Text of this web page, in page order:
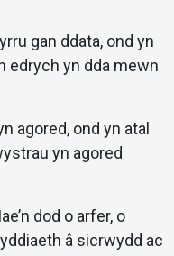
gan ddata, ond yn
edrych yn dda mewn
agored, ond yn atal
yn agored
dod o arfer, o
â sicrwydd ac